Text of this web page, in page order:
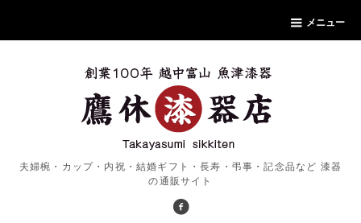
メニュー
夫婦椀・カップ・内祝・結婚ギフト・長寿・弔事・記念品など 漆器
の通販サイト